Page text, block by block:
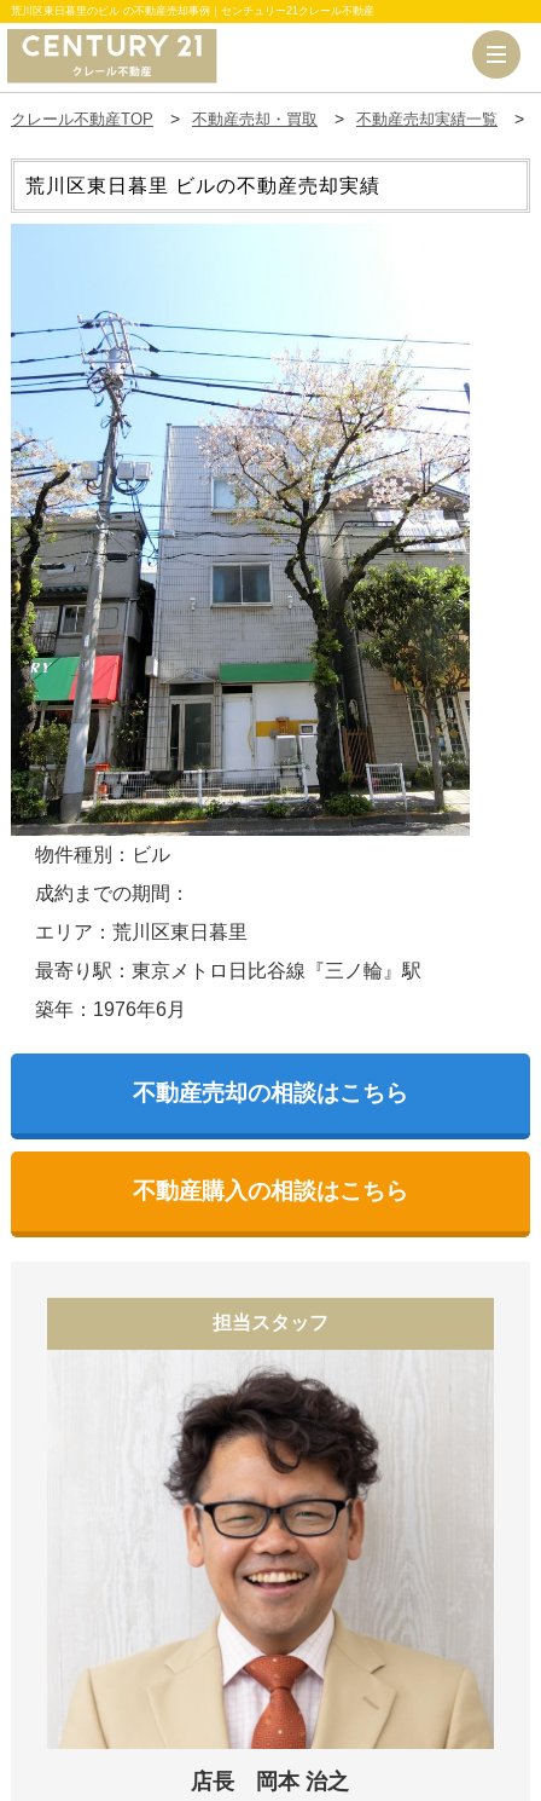
荒川区東日暮里のビル の不動産売却事例｜センチュリー21クレール不動産
クレール不動産TOP 不動産売却・買取 不動産売却実績一覧
荒川区東日暮里 ビルの不動産売却実績
物件種別：ビル
成約までの期間：
エリア：荒川区東日暮里
最寄り駅：東京メトロ日比谷線『三ノ輪』駅
築年：1976年6月
不動産売却の相談はこちら
不動産購入の相談はこちら
担当スタッフ
店長 岡本 治之